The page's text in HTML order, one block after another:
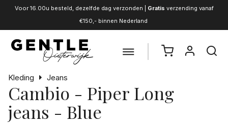
Voor 16.00u besteld, dezelfde dag verzonden | Gratis verzending vanaf
€150,- binnen Nederland
Kleding Jeans
Cambio - Piper Long
jeans - Blue